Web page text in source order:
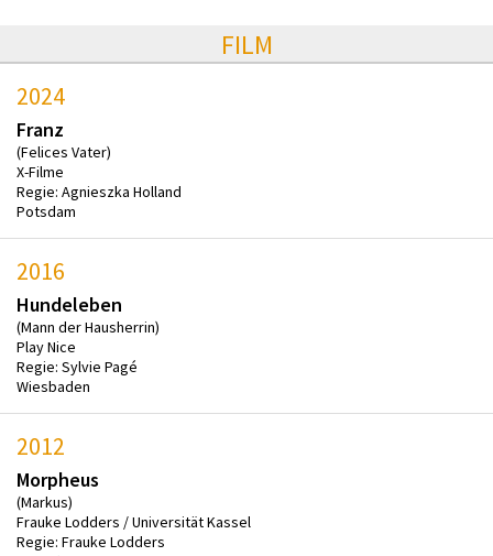
FILM
2024
Franz
(Felices Vater)
X-Filme
Regie: Agnieszka Holland
Potsdam
2016
Hundeleben
(Mann der Hausherrin)
Play Nice
Regie: Sylvie Pagé
Wiesbaden
2012
Morpheus
(Markus)
Frauke Lodders / Universität Kassel
Regie: Frauke Lodders